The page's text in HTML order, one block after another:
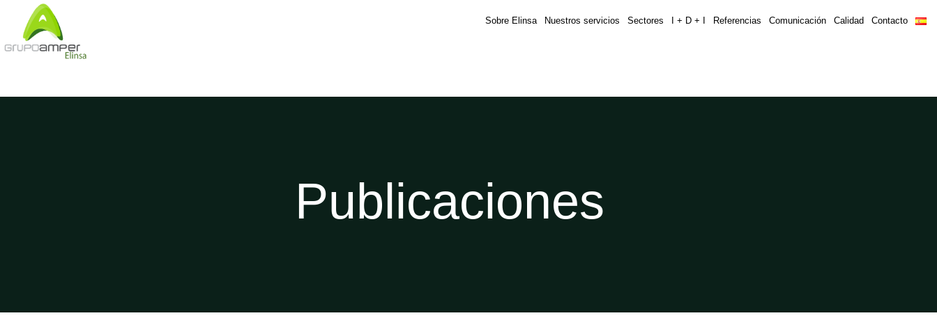
Sobre Elinsa Nuestros servicios Sectores I + D + I Referencias Comunicación Calidad Contacto
Publicaciones